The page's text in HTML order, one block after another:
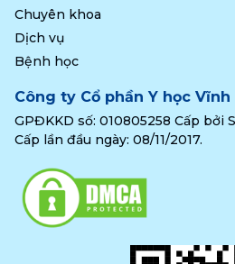
Chuyên khoa
Dịch vụ
Bệnh học
Công ty Cổ phần Y học Vĩnh
GPĐKKD số: 010805258 Cấp bởi
Cấp lần đầu ngày: 08/11/2017.